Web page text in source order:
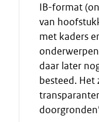
IB-format
van
met kaders
daar later
besteed. Het